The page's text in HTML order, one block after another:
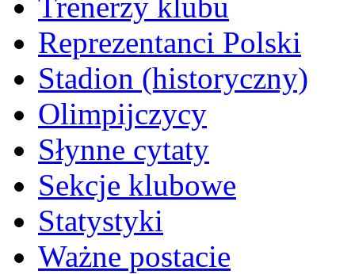
Reprezentanci Polski
Stadion (historyczny)
Olimpijczycy
Słynne cytaty
Sekcje klubowe
Statystyki
Ważne postacie